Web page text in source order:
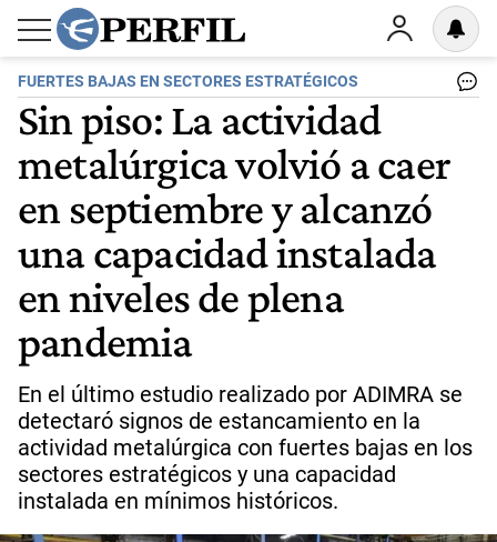
FUERTES BAJAS EN SECTORES ESTRATÉGICOS
Sin piso: La actividad
metalúrgica volvió a caer
en septiembre y alcanzó
una capacidad instalada
en niveles de plena
pandemia
En el último estudio realizado por ADIMRA se
detectaró signos de estancamiento en la
actividad metalúrgica con fuertes bajas en los
sectores estratégicos y una capacidad
instalada en mínimos históricos.